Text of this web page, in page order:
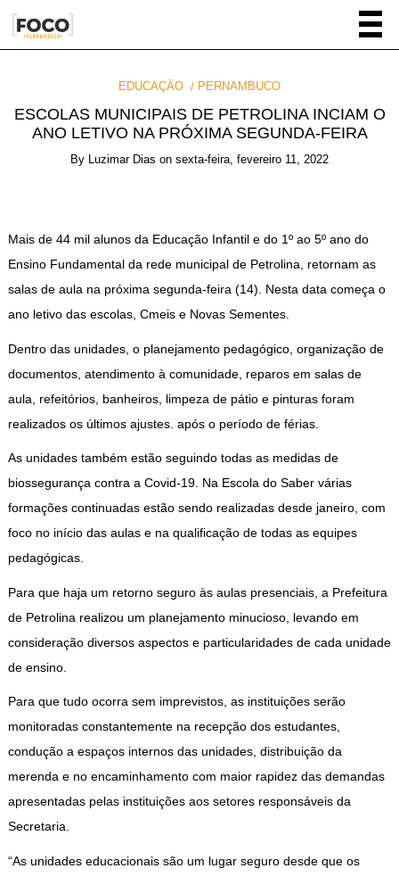
EDUCAÇÃO PERNAMBUCO
ESCOLAS MUNICIPAIS DE PETROLINA INCIAM O
ANO LETIVO NA PRÓXIMA SEGUNDA-FEIRA
By Luzimar Dias on sexta-feira, fevereiro 11, 2022
Mais de 44 mil alunos da Educação Infantil e do 1º ao 5º ano do
Ensino Fundamental da rede municipal de Petrolina, retornam as
salas de aula na próxima segunda-feira (14). Nesta data começa o
ano letivo das escolas, Cmeis e Novas Sementes.
Dentro das unidades, o planejamento pedagógico, organização de
documentos, atendimento à comunidade, reparos em salas de
aula, refeitórios, banheiros, limpeza de pátio e pinturas foram
realizados os últimos ajustes. após o período de férias.
As unidades também estão seguindo todas as medidas de
biossegurança contra a Covid-19. Na Escola do Saber várias
formações continuadas estão sendo realizadas desde janeiro, com
foco no início das aulas e na qualificação de todas as equipes
pedagógicas.
Para que haja um retorno seguro às aulas presenciais, a Prefeitura
de Petrolina realizou um planejamento minucioso, levando em
consideração diversos aspectos e particularidades de cada unidade
de ensino.
Para que tudo ocorra sem imprevistos, as instituições serão
monitoradas constantemente na recepção dos estudantes,
condução a espaços internos das unidades, distribuição da
merenda e no encaminhamento com maior rapidez das demandas
apresentadas pelas instituições aos setores responsáveis da
Secretaria.
“As unidades educacionais são um lugar seguro desde que os